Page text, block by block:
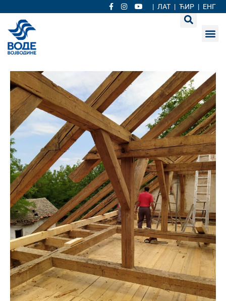
| ЛАТ | ЋИР | ЕНГ